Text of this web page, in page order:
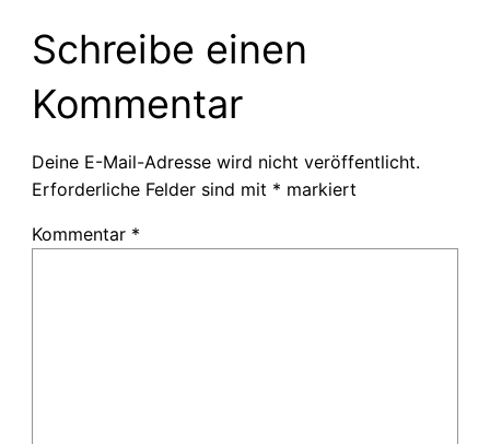
Schreibe einen
Kommentar
Deine E-Mail-Adresse wird nicht veröffentlicht.
Erforderliche Felder sind mit * markiert
Kommentar *